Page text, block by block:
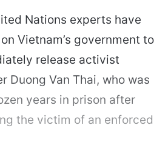
Nations experts have
Vietnam’s government to
release activist
Duong Van Thai, who was
years in prison after
the victim of an enforced